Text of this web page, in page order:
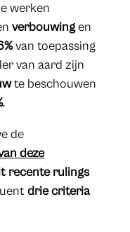
werken
verbouwingen
van toepassing
van aard zijn
te beschouwen
.
de
deze
recente rulings
drie criteria